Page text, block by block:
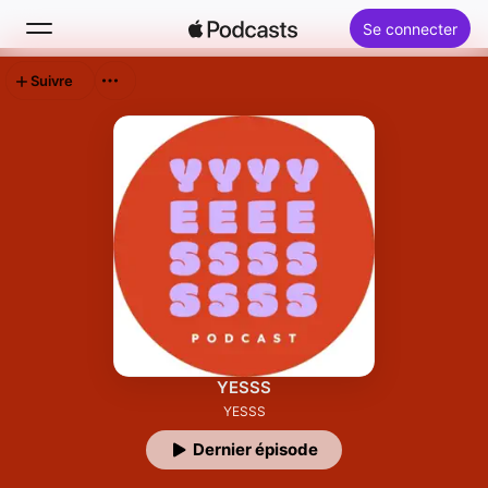
Se connecter
Nouveautés
Classements
YESSS
YESSS
Dernier épisode
Suivre